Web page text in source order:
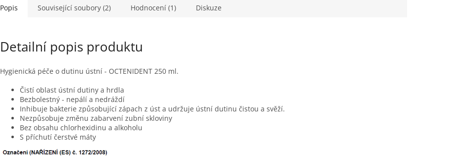
Popis Související soubory (2) Hodnocení (1) Diskuze
Detailní popis produktu
Hygienická péče o dutinu ústní - OCTENIDENT 250 ml.
Čistí oblast ústní dutiny a hrdla
Bezbolestný - nepálí a nedráždí
Inhibuje bakterie způsobující zápach z úst a udržuje ústní dutinu čistou a svěží.
Nezpůsobuje změnu zabarvení zubní skloviny
Bez obsahu chlorhexidinu a alkoholu
S příchutí čerstvé máty